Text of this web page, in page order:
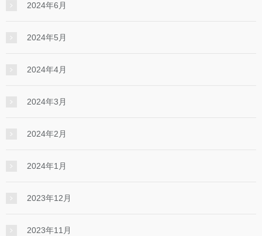
2024年6月
2024年5月
2024年4月
2024年3月
2024年2月
2024年1月
2023年12月
2023年11月